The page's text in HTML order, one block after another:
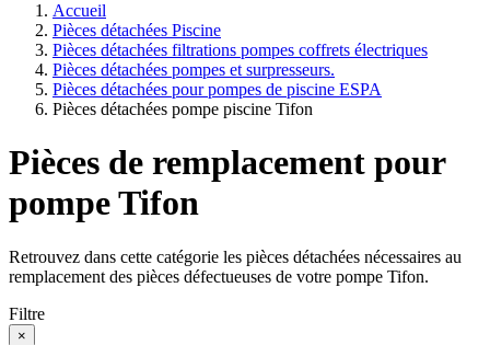
Accueil
Pièces détachées Piscine
Pièces détachées filtrations pompes coffrets électriques
Pièces détachées pompes et surpresseurs.
Pièces détachées pour pompes de piscine ESPA
Pièces détachées pompe piscine Tifon
Pièces de remplacement pour
pompe Tifon
Retrouvez dans cette catégorie les pièces détachées nécessaires au
remplacement des pièces défectueuses de votre pompe Tifon.
Filtre
×